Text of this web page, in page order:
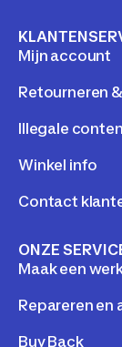
Mijn account
Retourneren
Illegale
Winkel info
Contact
ONZE
Maak een
Repareren en
Buy Back